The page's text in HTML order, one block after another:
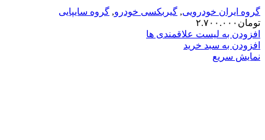
گروه ایران خودرویی, گیربکسی خودرو, گروه سایپایی
تومان ۲.۷۰۰.۰۰۰
افزودن به لیست علاقمندی ها
افزودن به سبد خرید
نمایش سریع